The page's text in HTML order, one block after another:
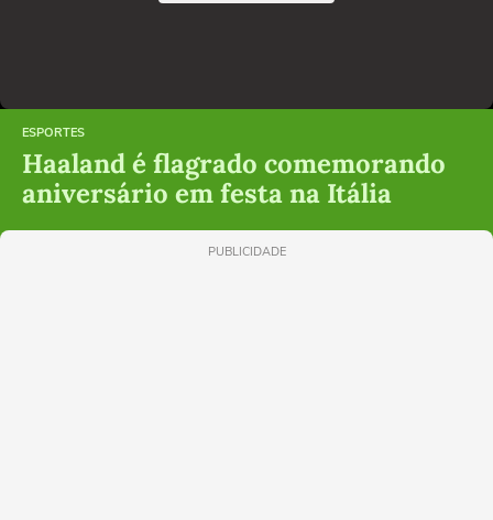
ESPORTES
Haaland é flagrado comemorando
aniversário em festa na Itália
PUBLICIDADE